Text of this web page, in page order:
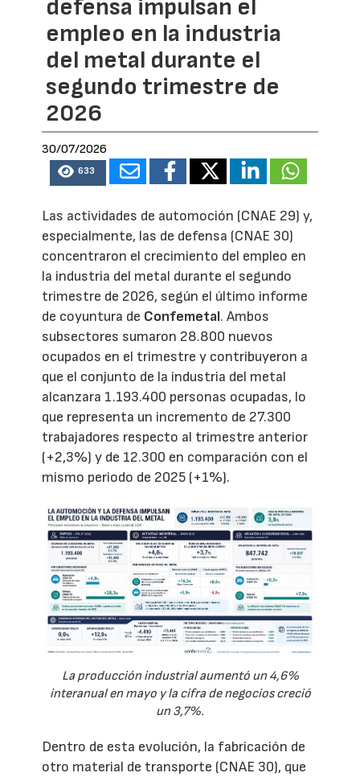
defensa impulsan el
empleo en la industria
del metal durante el
segundo trimestre de
2026
30/07/2026
633
Las actividades de automoción (CNAE 29) y,
especialmente, las de defensa (CNAE 30)
concentraron el crecimiento del empleo en
la industria del metal durante el segundo
trimestre de 2026, según el último informe
de coyuntura de Confemetal. Ambos
subsectores sumaron 28.800 nuevos
ocupados en el trimestre y contribuyeron a
que el conjunto de la industria del metal
alcanzara 1.193.400 personas ocupadas, lo
que representa un incremento de 27.300
trabajadores respecto al trimestre anterior
(+2,3%) y de 12.300 en comparación con el
mismo periodo de 2025 (+1%).
La producción industrial aumentó un 4,6%
interanual en mayo y la cifra de negocios creció
un 3,7%.
Dentro de esta evolución, la fabricación de
otro material de transporte (CNAE 30), que